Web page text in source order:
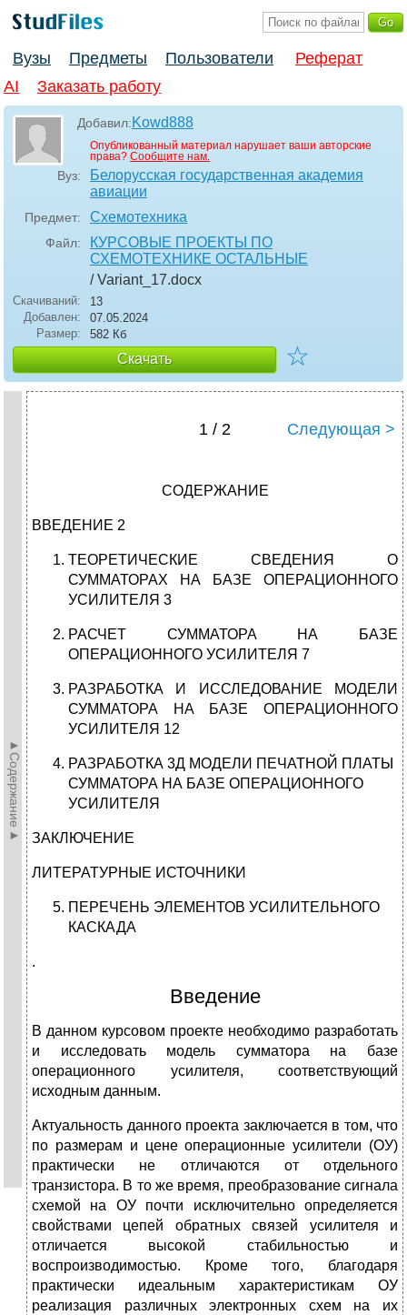
Вузы Предметы Пользователи
Реферат
AI
Заказать работу
Добавил:Kowd888
Опубликованный материал нарушает ваши авторские
права? Сообщите нам.
Вуз:
Белорусская государственная академия
авиации
Предмет: Схемотехника
Файл:
КУРСОВЫЕ ПРОЕКТЫ ПО
СХЕМОТЕХНИКЕ ОСТАЛЬНЫЕ
/ Variant_17.docx
Скачиваний:
13
Добавлен:
07.05.2024
Размер:
582 Кб
Скачать ☆
►Содержание►
1 / 2 Следующая >
СОДЕРЖАНИЕ
ВВЕДЕНИЕ 2
ТЕОРЕТИЧЕСКИЕ СВЕДЕНИЯ О
СУММАТОРАХ НА БАЗЕ ОПЕРАЦИОННОГО
УСИЛИТЕЛЯ 3
РАСЧЕТ СУММАТОРА НА БАЗЕ
ОПЕРАЦИОННОГО УСИЛИТЕЛЯ 7
РАЗРАБОТКА И ИССЛЕДОВАНИЕ МОДЕЛИ
СУММАТОРА НА БАЗЕ ОПЕРАЦИОННОГО
УСИЛИТЕЛЯ 12
РАЗРАБОТКА 3Д МОДЕЛИ ПЕЧАТНОЙ ПЛАТЫ
СУММАТОРА НА БАЗЕ ОПЕРАЦИОННОГО
УСИЛИТЕЛЯ
ЗАКЛЮЧЕНИЕ
ЛИТЕРАТУРНЫЕ ИСТОЧНИКИ
ПЕРЕЧЕНЬ ЭЛЕМЕНТОВ УСИЛИТЕЛЬНОГО
КАСКАДА
.
Введение
В данном курсовом проекте необходимо разработать
и исследовать модель сумматора на базе
операционного усилителя, соответствующий
исходным данным.
Актуальность данного проекта заключается в том, что
по размерам и цене операционные усилители (ОУ)
практически не отличаются от отдельного
транзистора. В то же время, преобразование сигнала
схемой на ОУ почти исключительно определяется
свойствами цепей обратных связей усилителя и
отличается высокой стабильностью и
воспроизводимостью. Кроме того, благодаря
практически идеальным характеристикам ОУ
реализация различных электронных схем на их